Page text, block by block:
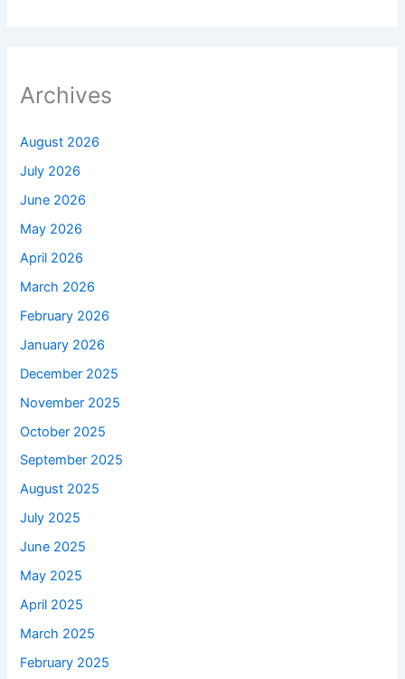
Archives
August 2026
July 2026
June 2026
May 2026
April 2026
March 2026
February 2026
January 2026
December 2025
November 2025
October 2025
September 2025
August 2025
July 2025
June 2025
May 2025
April 2025
March 2025
February 2025